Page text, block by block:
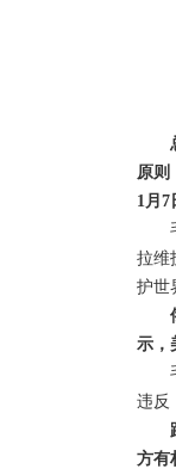
原则
1月
拉维
护世
示，
违反
方有